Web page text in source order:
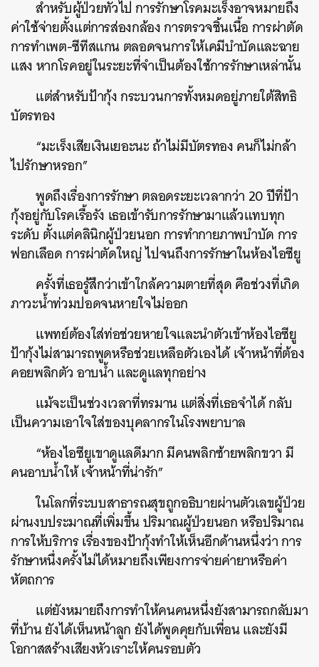
สำหรับผู้ป่วยทั่วไป การรักษาโรคมะเร็งอาจหมายถึง
ค่าใช้จ่ายตั้งแต่การส่องกล้อง การตรวจชิ้นเนื้อ การผ่าตัด
การทำเพต-ซีทีสแกน ตลอดจนการให้เคมีบำบัดและฉาย
แสง หากโรคอยู่ในระยะที่จำเป็นต้องใช้การรักษาเหล่านั้น
แต่สำหรับป้ากุ้ง กระบวนการทั้งหมดอยู่ภายใต้สิทธิ
บัตรทอง
“มะเร็งเสียเงินเยอะนะ ถ้าไม่มีบัตรทอง คนก็ไม่กล้า
ไปรักษาหรอก”
พูดถึงเรื่องการรักษา ตลอดระยะเวลากว่า 20 ปีที่ป้า
กุ้งอยู่กับโรคเรื้อรัง เธอเข้ารับการรักษามาแล้วแทบทุก
ระดับ ตั้งแต่คลินิกผู้ป่วยนอก การทำกายภาพบำบัด การ
ฟอกเลือด การผ่าตัดใหญ่ ไปจนถึงการรักษาในห้องไอซียู
ครั้งที่เธอรู้สึกว่าเข้าใกล้ความตายที่สุด คือช่วงที่เกิด
ภาวะน้ำท่วมปอดจนหายใจไม่ออก
แพทย์ต้องใส่ท่อช่วยหายใจและนำตัวเข้าห้องไอซียู
ป้ากุ้งไม่สามารถพูดหรือช่วยเหลือตัวเองได้ เจ้าหน้าที่ต้อง
คอยพลิกตัว อาบน้ำ และดูแลทุกอย่าง
แม้จะเป็นช่วงเวลาที่ทรมาน แต่สิ่งที่เธอจำได้ กลับ
เป็นความเอาใจใส่ของบุคลากรในโรงพยาบาล
“ห้องไอซียูเขาดูแลดีมาก มีคนพลิกซ้ายพลิกขวา มี
คนอาบน้ำให้ เจ้าหน้าที่น่ารัก”
ในโลกที่ระบบสาธารณสุขถูกอธิบายผ่านตัวเลขผู้ป่วย
ผ่านงบประมาณที่เพิ่มขึ้น ปริมาณผู้ป่วยนอก หรือปริมาณ
การให้บริการ เรื่องของป้ากุ้งทำให้เห็นอีกด้านหนึ่งว่า การ
รักษาหนึ่งครั้งไม่ได้หมายถึงเพียงการจ่ายค่ายาหรือค่า
หัตถการ
แต่ยังหมายถึงการทำให้คนคนหนึ่งยังสามารถกลับมา
ที่บ้าน ยังได้เห็นหน้าลูก ยังได้พูดคุยกับเพื่อน และยังมี
โอกาสสร้างเสียงหัวเราะให้คนรอบตัว